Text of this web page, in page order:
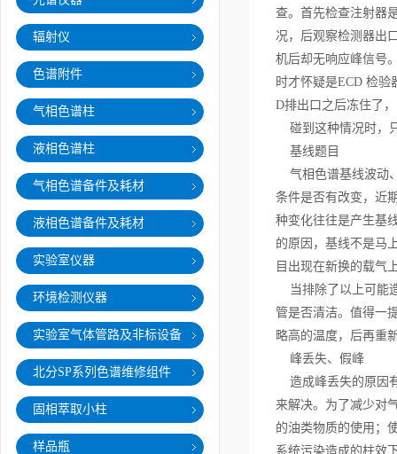
辐射仪
色谱附件
气相色谱柱
液相色谱柱
气相色谱备件及耗材
液相色谱备件及耗材
实验室仪器
环境检测仪器
实验室气体管路及非标设备
北分SP系列色谱维修组件
固相萃取小柱
样品瓶
查。首先检查注射器
况，后观察检测器出
机后却无响应峰信号
时才怀疑是ECD 检
D排出口之后冻住了
碰到这种情况时，
基线题目
气相色谱基线波动
条件是否有改变，近
种变化往往是产生基
的原因，基线不是马
目出现在新换的载气
当排除了以上可能
管是否清洁。值得一
略高的温度，后再重
峰丢失、假峰
造成峰丢失的原因
来解决。为了减少对
的油类物质的使用；
系统污染造成的柱效